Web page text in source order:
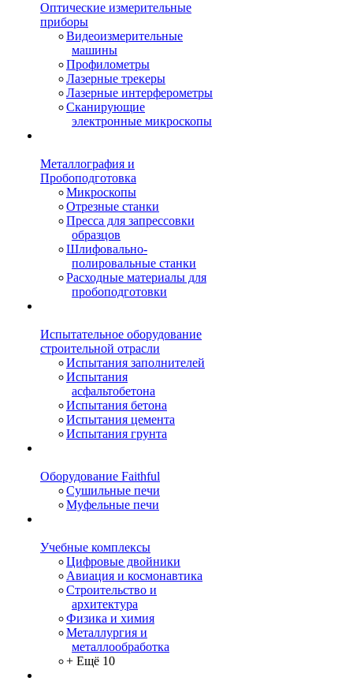
Оптические измерительные
приборы
Видеоизмерительные
машины
Профилометры
Лазерные трекеры
Лазерные интерферометры
Сканирующие
электронные микроскопы
Металлография и
Пробоподготовка
Микроскопы
Отрезные станки
Пресса для запрессовки
образцов
Шлифовально-
полировальные станки
Расходные материалы для
пробоподготовки
Испытательное оборудование
строительной отрасли
Испытания заполнителей
Испытания
асфальтобетона
Испытания бетона
Испытания цемента
Испытания грунта
Оборудование Faithful
Сушильные печи
Муфельные печи
Учебные комплексы
Цифровые двойники
Авиация и космонавтика
Строительство и
архитектура
Физика и химия
Металлургия и
металлообработка
+ Ещё 10